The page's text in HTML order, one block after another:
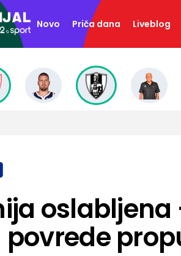
Novo Priča dana Liveblog
oslabljena
povrede